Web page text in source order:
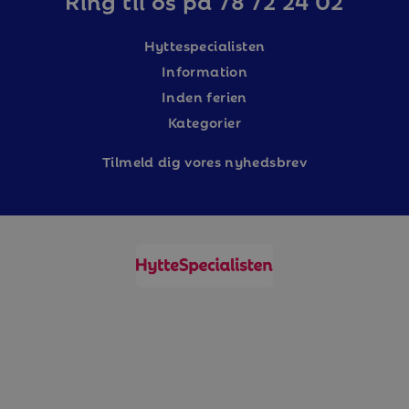
Hyttespecialisten
Information
Inden ferien
Kategorier
Tilmeld dig vores nyhedsbrev